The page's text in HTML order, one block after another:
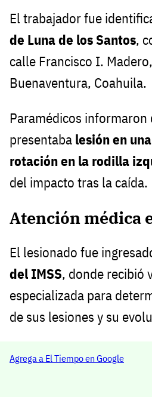
El trabajador fue
de Luna de los Santos,
calle Francisco I.
Buenaventura, Coahuila.
Paramédicos informaron
presentaba lesión en
rotación en la rodilla
del impacto tras la caída.
Atención médica
El lesionado fue
del IMSS, donde recibió
especializada para
de sus lesiones y su
Agrega a El Tiempo en Google